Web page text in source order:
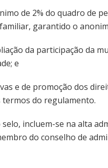
de 2% do quadro de
garantido o
da participação da
e
e de promoção dos
do regulamento.
incluem-se na alta
do conselho de